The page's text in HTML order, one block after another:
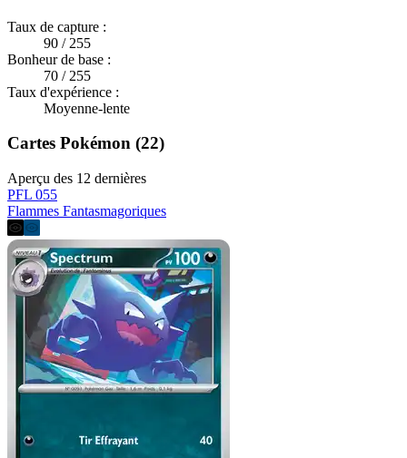
Taux de capture :
90 / 255
Bonheur de base :
70 / 255
Taux d'expérience :
Moyenne-lente
Cartes Pokémon (22)
Aperçu des 12 dernières
PFL 055
Flammes Fantasmagoriques